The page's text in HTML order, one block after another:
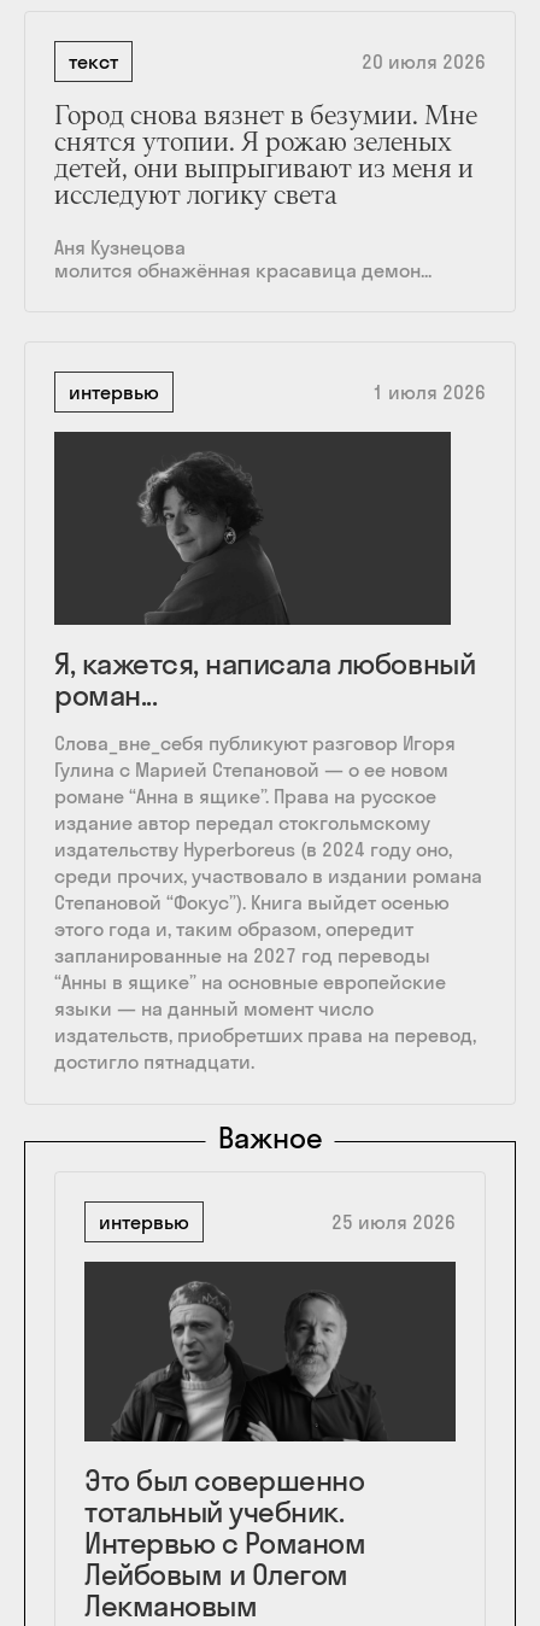
текст 20 июля 2026
Город снова вязнет в безумии. Мне
снятся утопии. Я рожаю зеленых
детей, они выпрыгивают из меня и
исследуют логику света
Аня Кузнецова
молится обнажённая красавица демон...
интервью 1 июля 2026
Я, кажется, написала любовный
роман...
Слова_вне_себя публикуют разговор Игоря
Гулина с Марией Степановой — о ее новом
романе “Анна в ящике”. Права на русское
издание автор передал стокгольмскому
издательству Hyperboreus (в 2024 году оно,
среди прочих, участвовало в издании романа
Степановой “Фокус”). Книга выйдет осенью
этого года и, таким образом, опередит
запланированные на 2027 год переводы
“Анны в ящике” на основные европейские
языки — на данный момент число
издательств, приобретших права на перевод,
достигло пятнадцати.
интервью 25 июля 2026
Это был совершенно
тотальный учебник.
Интервью с Романом
Лейбовым и Олегом
Лекмановым